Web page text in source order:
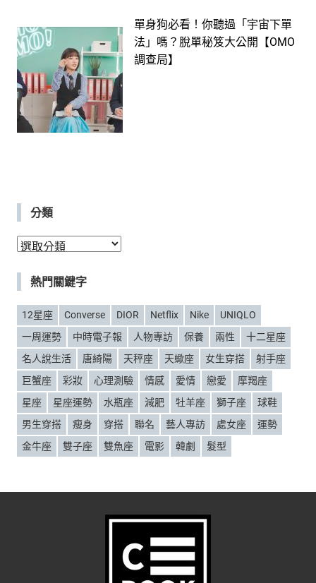
單身狗必看！你聽過「宇宙下單
法」嗎？脫單秘笈大公開【OMO
調查局】
分類
分
熱門關鍵字
12星座 Converse DIOR Netflix Nike
UNIQLO
一周運勢
中時電子報 人物專訪 保養 兩性
十二星座
名人說生活
唐綺陽 天秤座 天蠍座 女生穿搭
射手座
巨蟹座
彩妝 心理測驗 情感 愛情 戀愛
摩羯座
星座
星座運勢 水瓶座 減肥 牡羊座 獅子座
球鞋
男生穿搭
瘦身 穿搭 聯名 藝人專訪 處女座
運勢
金牛座
雙子座 雙魚座 電影 韓劇 髮型